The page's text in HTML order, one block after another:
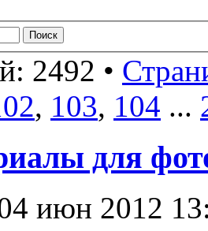
2492 •
, 103, 104 ...
для
июн 2012